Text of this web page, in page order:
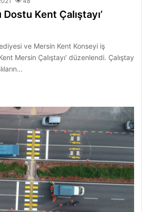
Dostu Kent Çalıştayı’
ve Mersin Kent Konseyi iş
Mersin Çalıştayı’ düzenlendi. Çalıştay